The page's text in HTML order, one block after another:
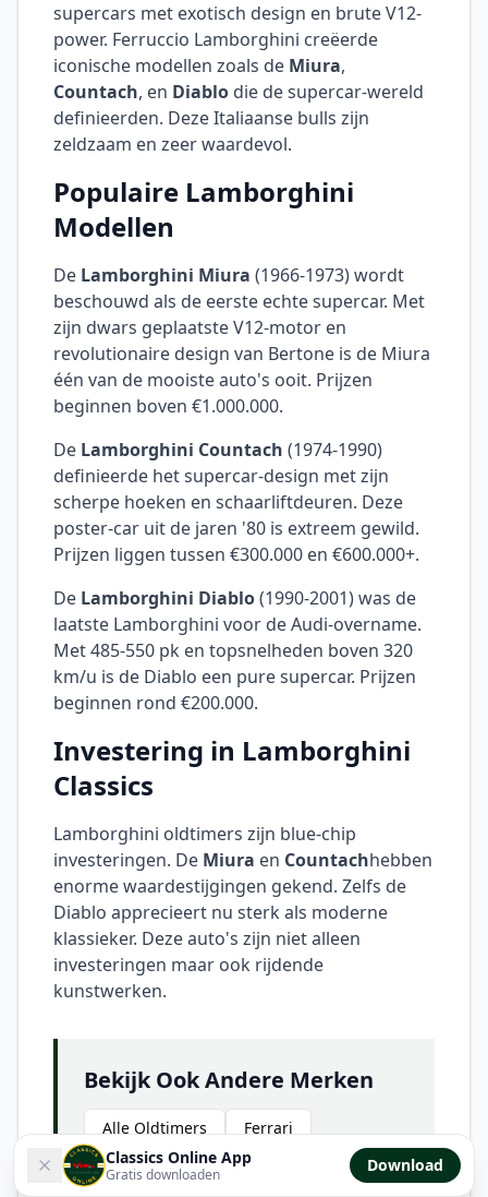
Classics Online App
Gratis downloaden Download
supercars met exotisch design en brute V12-
power. Ferruccio Lamborghini creëerde
iconische modellen zoals de Miura,
Countach, en Diablo die de supercar-wereld
definieerden. Deze Italiaanse bulls zijn
zeldzaam en zeer waardevol.
Populaire Lamborghini
Modellen
De Lamborghini Miura (1966-1973) wordt
beschouwd als de eerste echte supercar. Met
zijn dwars geplaatste V12-motor en
revolutionaire design van Bertone is de Miura
één van de mooiste auto's ooit. Prijzen
beginnen boven €1.000.000.
De Lamborghini Countach (1974-1990)
definieerde het supercar-design met zijn
scherpe hoeken en schaarliftdeuren. Deze
poster-car uit de jaren '80 is extreem gewild.
Prijzen liggen tussen €300.000 en €600.000+.
De Lamborghini Diablo(1990-2001) was de
laatste Lamborghini voor de Audi-overname.
Met 485-550 pk en topsnelheden boven 320
km/u is de Diablo een pure supercar. Prijzen
beginnen rond €200.000.
Investering in Lamborghini
Classics
Lamborghini oldtimers zijn blue-chip
investeringen. De Miura en Countachhebben
enorme waardestijgingen gekend. Zelfs de
Diablo apprecieert nu sterk als moderne
klassieker. Deze auto's zijn niet alleen
investeringen maar ook rijdende
kunstwerken.
Bekijk Ook Andere Merken
Alle Oldtimers
Ferrari
Maserati